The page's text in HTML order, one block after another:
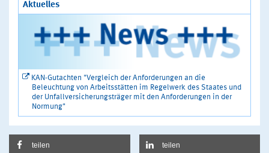
Aktuelles
KAN-Gutachten "Vergleich der Anforderungen an die
Beleuchtung von Arbeitsstätten im Regelwerk des Staates und
der Unfallversicherungsträger mit den Anforderungen in der
Normung"
teilen teilen